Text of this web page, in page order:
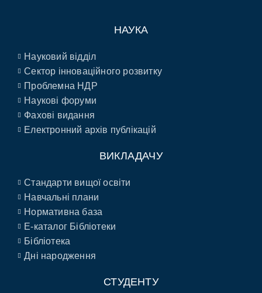
НАУКА
Науковий відділ
Сектор інноваційного розвитку
Проблемна НДР
Наукові форуми
Фахові видання
Електронний архів публікацій
ВИКЛАДАЧУ
Стандарти вищої освіти
Навчальні плани
Нормативна база
E-каталог Бібліотеки
Бібліотека
Дні народження
СТУДЕНТУ